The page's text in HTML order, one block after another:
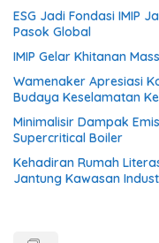
ESG Jadi Fondasi IMIP
Pasok Global
IMIP Gelar Khitanan
Wamenaker Apresiasi
Budaya Keselamatan
Minimalisir Dampak
Supercritical Boiler
Kehadiran Rumah
Jantung Kawasan